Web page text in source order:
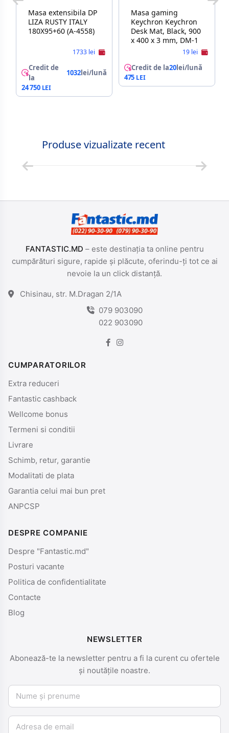
Masa extensibila DP
LIZA RUSTY ITALY
180X95+60 (A-4558)
1733 lei
Credit de
la
1032lei/lună
24 750
Masa gaming
Keychron Keychron
Desk Mat, Black, 900
x 400 x 3 mm, DM-1
19 lei
Credit de la20lei/lună
475
Produse vizualizate recent
FANTASTIC.MD – este destinația ta online pentru
cumpărături sigure, rapide și plăcute, oferindu-ți tot ce ai
nevoie la un click distanță.
Chisinau, str. M.Dragan 2/1A
079 903090
022 903090
CUMPARATORILOR
Extra reduceri
Fantastic cashback
Wellcome bonus
Termeni si conditii
Livrare
Schimb, retur, garantie
Modalitati de plata
Garantia celui mai bun pret
ANPCSP
DESPRE COMPANIE
Despre "Fantastic.md"
Posturi vacante
Politica de confidentialitate
Contacte
Blog
NEWSLETTER
Abonează-te la newsletter pentru a fi la curent cu ofertele
și noutățile noastre.
Nume și prenume
Email